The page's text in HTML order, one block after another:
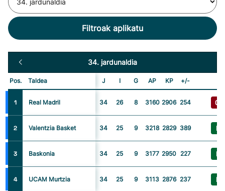
Filtroak aplikatu
34. jardunaldia
Pos. Taldea J I G AP KP +/-
1 Real Madril 34 26 8 3160 2906 254 G
2 Valentzia Basket 34 25 9 3218 2829 389 I
3 Baskonia 34 25 9 3177 2950 227 I
4 UCAM Murtzia 34 25 9 3113 2876 237 I